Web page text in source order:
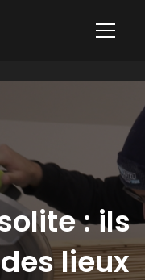
: ils
lieux